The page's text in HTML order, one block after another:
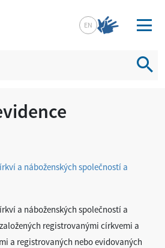
EN
a náboženských společností a
a náboženských společností a
registrovanými církvemi a
a registrovaných nebo evidovaných